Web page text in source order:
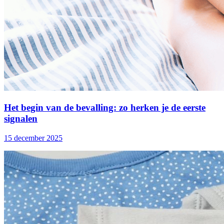
Het begin van de bevalling: zo herken je de eerste
signalen
15 december 2025